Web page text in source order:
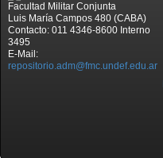
Facultad Militar Conjunta
Luis María Campos 480 (CABA)
Contacto: 011 4346-8600 Interno
3495
E-Mail:
repositorio.adm@fmc.undef.edu.ar